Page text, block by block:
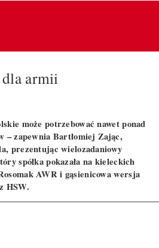
armii
może potrzebować nawet ponad
– zapewnia Bartłomiej Zając,
prezentując wielozadaniowy
spółka pokazała na kieleckich
AWR i gąsienicowa wersja
HSW.